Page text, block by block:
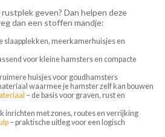
geven? Dan helpen deze
dan een stoffen mandje:
slaapplekken, meerkamerhuisjes en
voor kleine hamsters en compacte
huisjes voor goudhamsters
waarmee je hamster zelf kan bouwen
– de basis voor graven, rust en
inrichten met zones, routes en verrijking
– praktische uitleg voor een logisch